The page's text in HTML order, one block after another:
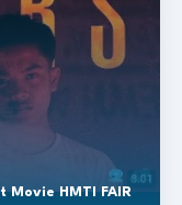
Movie HMTI FAIR